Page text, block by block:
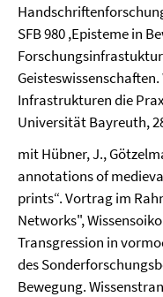
SFB 980 ,Episteme in
Infrastrukturen die
Universität Bayreuth,
mit Hübner, J.,
annotations of
prints“. Vortrag im
Networks",
Transgression in
des
Bewegung.